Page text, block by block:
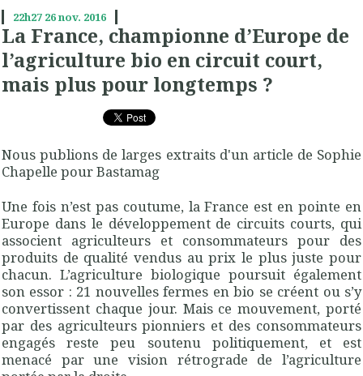
22h27 26nov. 2016
La France, championne d’Europe de
l’agriculture bio en circuit court,
mais plus pour longtemps ?
Nous publions de larges extraits d'un article de Sophie
Chapelle pour Bastamag
Une fois n’est pas coutume, la France est en pointe en
Europe dans le développement de circuits courts, qui
associent agriculteurs et consommateurs pour des
produits de qualité vendus au prix le plus juste pour
chacun. L’agriculture biologique poursuit également
son essor : 21 nouvelles fermes en bio se créent ou s’y
convertissent chaque jour. Mais ce mouvement, porté
par des agriculteurs pionniers et des consommateurs
engagés reste peu soutenu politiquement, et est
menacé par une vision rétrograde de l’agriculture